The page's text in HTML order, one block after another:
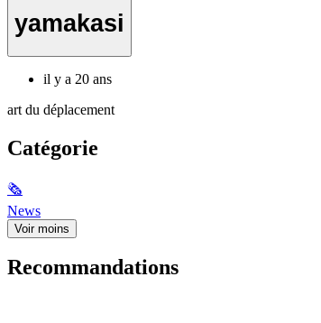
yamakasi
il y a 20 ans
art du déplacement
Catégorie
🗞
News
Voir moins
Recommandations